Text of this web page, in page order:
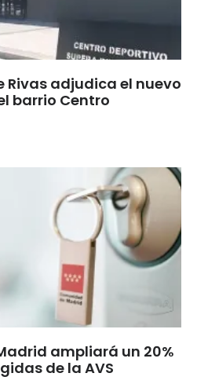
Rivas adjudica el nuevo
barrio Centro
ampliará un 20%
de la AVS